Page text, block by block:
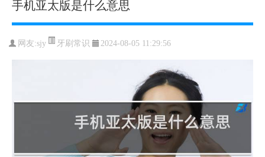
手机亚太版是什么意思
网友:sjy 牙刷常识 2024-08-05 11:29:56